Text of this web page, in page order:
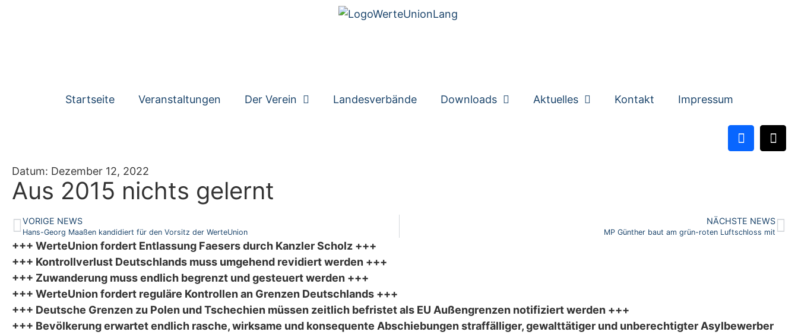
Startseite Veranstaltungen Der Verein Landesverbände Downloads Aktuelles Kontakt Impressum
Datum: Dezember 12, 2022
Aus 2015 nichts gelernt
VORIGE NEWS
Hans-Georg Maaßen kandidiert für den Vorsitz der WerteUnion
NÄCHSTE NEWS
MP Günther baut am grün-roten Luftschloss mit
+++ WerteUnion fordert Entlassung Faesers durch Kanzler Scholz +++
+++ Kontrollverlust Deutschlands muss umgehend revidiert werden +++
+++ Zuwanderung muss endlich begrenzt und gesteuert werden +++
+++ WerteUnion fordert reguläre Kontrollen an Grenzen Deutschlands +++
+++ Deutsche Grenzen zu Polen und Tschechien müssen zeitlich befristet als EU Außengrenzen notifiziert werden +++
+++ Bevölkerung erwartet endlich rasche, wirksame und konsequente Abschiebungen straffälliger, gewalttätiger und unberechtigter Asylbewerber